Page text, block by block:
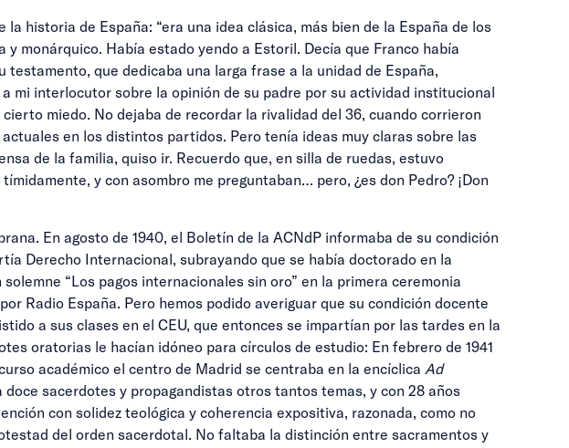
historia de España: “era una idea clásica, más bien de la España de los
monárquico. Había estado yendo a Estoril. Decía que Franco había
que dedicaba una larga frase a la unidad de España,
mi interlocutor sobre la opinión de su padre por su actividad institucional
miedo. No dejaba de recordar la rivalidad del 36, cuando corrieron
en los distintos partidos. Pero tenía ideas muy claras sobre las
de la familia, quiso ir. Recuerdo que, en silla de ruedas, estuvo
y con asombro me preguntaban… pero, ¿es don Pedro? ¡Don
En agosto de 1940, el Boletín de la ACNdP informaba de su condición
Derecho Internacional, subrayando que se había doctorado en la
“Los pagos internacionales sin oro” en la primera ceremonia
Radio España. Pero hemos podido averiguar que su condición docente
a sus clases en el CEU, que entonces se impartían por las tardes en la
oratorias le hacían idóneo para círculos de estudio: En febrero de 1941
académico el centro de Madrid se centraba en la encíclica Ad
sacerdotes y propagandistas otros tantos temas, y con 28 años
con solidez teológica y coherencia expositiva, razonada, como no
del orden sacerdotal. No faltaba la distinción entre sacramentos y